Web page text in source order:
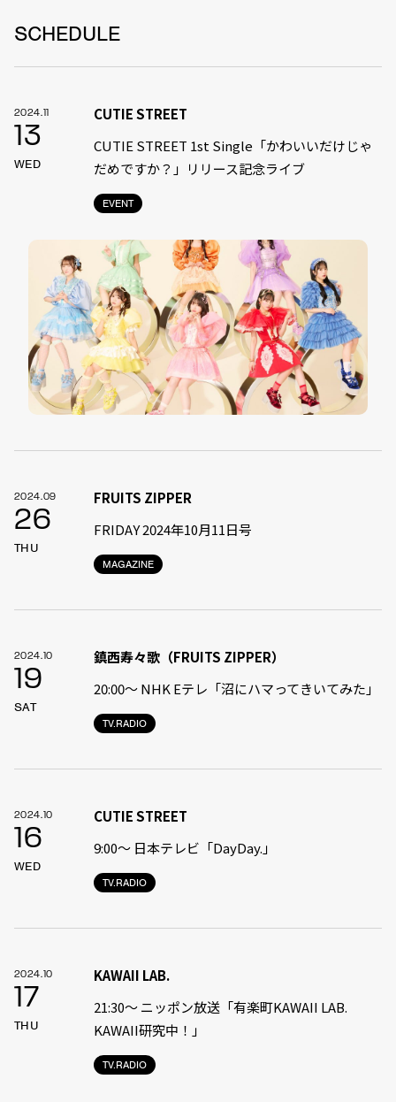
SCHEDULE
2024.11
13
WED
EVENT
CUTIE STREET
CUTIE STREET 1st Single「かわいいだけじゃ
だめですか？」リリース記念ライブ
2024.09
26
THU
MAGAZINE
FRUITS ZIPPER
FRIDAY 2024年10月11日号
2024.10
19
SAT
TV.RADIO
鎮西寿々歌（FRUITS ZIPPER）
20:00～ NHK Eテレ「沼にハマってきいてみた」
2024.10
16
WED
TV.RADIO
CUTIE STREET
9:00〜 日本テレビ「DayDay.」
2024.10
17
THU
TV.RADIO
KAWAII LAB.
21:30〜 ニッポン放送「有楽町KAWAII LAB.
KAWAII研究中！」